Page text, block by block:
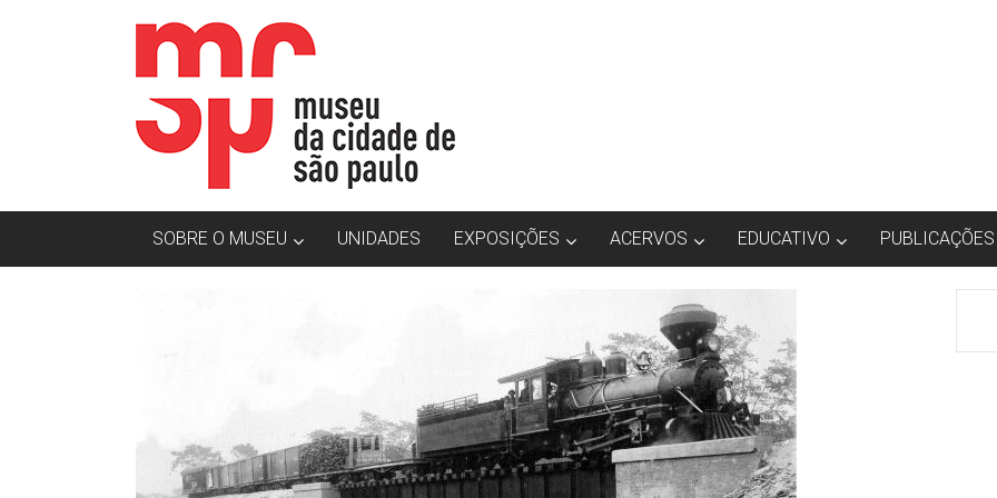
MCSP
|
Museu
Cidade
de
Cidade
de
SOBRE O MUSEU UNIDADES EXPOSIÇÕES ACERVOS EDUCATIVO PUBLICAÇÕES